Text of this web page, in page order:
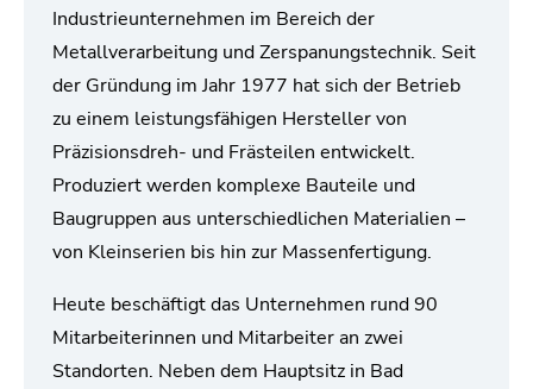
Industrieunternehmen im Bereich der
Metallverarbeitung und Zerspanungstechnik. Seit
der Gründung im Jahr 1977 hat sich der Betrieb
zu einem leistungsfähigen Hersteller von
Präzisionsdreh- und Frästeilen entwickelt.
Produziert werden komplexe Bauteile und
Baugruppen aus unterschiedlichen Materialien –
von Kleinserien bis hin zur Massenfertigung.
Heute beschäftigt das Unternehmen rund 90
Mitarbeiterinnen und Mitarbeiter an zwei
Standorten. Neben dem Hauptsitz in Bad